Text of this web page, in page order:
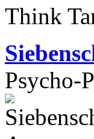
Think
Psycho-